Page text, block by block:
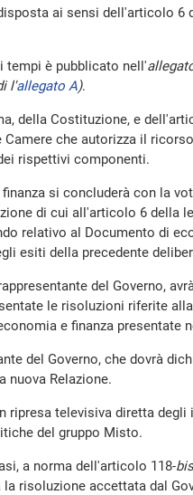
ai sensi dell'articolo 6
tempi è pubblicato nell'
l'allegato A).
della Costituzione, e
Camere che autorizza il
rispettivi componenti.
si concluderà con la
di cui all'articolo 6 della
relativo al Documento di
esiti della precedente
del Governo,
le risoluzioni riferite
e finanza presentate
del Governo, che dovrà
nuova Relazione.
ripresa televisiva diretta degli
del gruppo Misto.
a norma dell'articolo 118-bis
risoluzione accettata dal